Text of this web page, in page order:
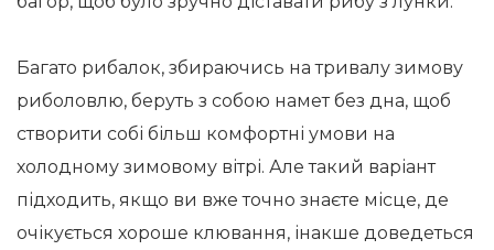
Багато рибалок, збираючись на тривалу зимову
риболовлю, беруть з собою намет без дна, щоб
створити собі більш комфортні умови на
холодному зимовому вітрі. Але такий варіант
підходить, якщо ви вже точно знаєте місце, де
очікується хороше клювання, інакше доведеться